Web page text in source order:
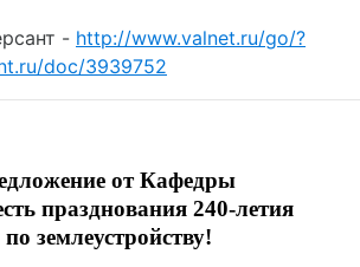
- http://www.valnet.ru/go/?
doc/3939752
от Кафедры
празднования 240-летия
землеустройству!